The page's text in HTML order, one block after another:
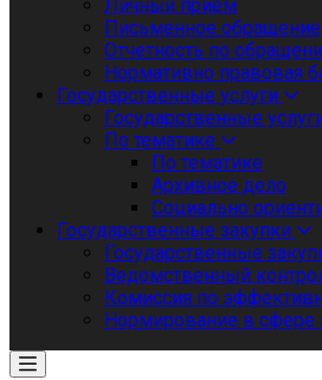
Личный приём
Письменное обращение
Отчетность по
Нормативно правовая
Государственные услуги
Государственные
По тематике
По тематике
Архивное дело
Социально
Государственные закупки
Государственные
Ведомственный
Комиссия по
Нормирование в сфере